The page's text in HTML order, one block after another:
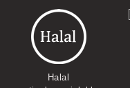
Halal